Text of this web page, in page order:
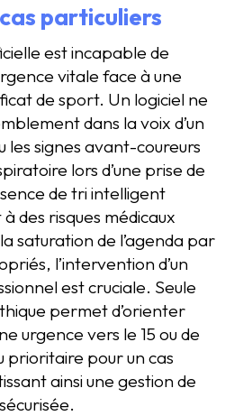
particuliers
est incapable de
vitale face à une
de sport. Un logiciel ne
dans la voix d’un
les signes avant-coureurs
lors d’une prise de
de tri intelligent
des risques médicaux
saturation de l’agenda par
l’intervention d’un
est cruciale. Seule
permet d’orienter
urgence vers le 15 ou de
prioritaire pour un cas
ainsi une gestion de